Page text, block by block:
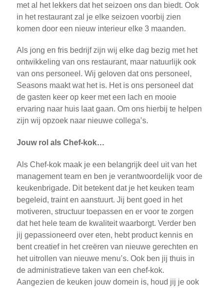
met al het lekkers dat het seizoen ons dan biedt. Ook
in het restaurant zal je elke seizoen voorbij zien
komen door een nieuw interieur elke 3 maanden.
Als jong en fris bedrijf zijn wij elke dag bezig met het
ontwikkeling van ons restaurant, maar natuurlijk ook
van ons personeel. Wij geloven dat ons personeel,
Seasons maakt wat het is. Het is ons personeel dat
de gasten keer op keer met een lach en mooie
ervaring naar huis laat gaan. Om ons hierbij te helpen
zijn wij opzoek naar nieuwe collega’s.
Jouw rol als Chef-kok…
Als Chef-kok maak je een belangrijk deel uit van het
management team en ben je verantwoordelijk voor de
keukenbrigade. Dit betekent dat je het keuken team
begeleid, traint en aanstuurt. Jij bent goed in het
motiveren, structuur toepassen en er voor te zorgen
dat het hele team de kwaliteit waarborgt. Verder ben
jij gepassioneerd over eten, hebt product kennis en
bent creatief in het creëren van nieuwe gerechten en
het uitrollen van nieuwe menu’s. Ook ben jij thuis in
de administratieve taken van een chef-kok.
Aangezien de keuken jouw domein is, houd jij je ook